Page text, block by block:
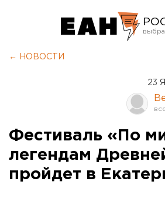
← НОВОСТИ
23
Фестиваль «По
легендам
пройдет в